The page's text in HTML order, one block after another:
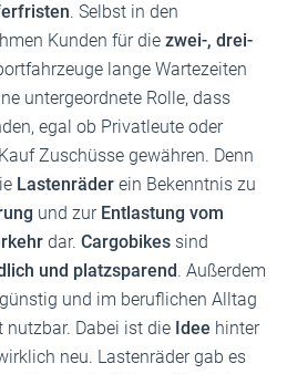
. Selbst in den
Kunden für die zwei-, drei-
lange Wartezeiten
untergeordnete Rolle, dass
egal ob Privatleute oder
Zuschüsse gewähren. Denn
Lastenräder ein Bekenntnis zu
und zur Entlastung vom
dar. Cargobikes sind
und platzsparend. Außerdem
und im beruflichen Alltag
nutzbar. Dabei ist die Idee hinter
neu. Lastenräder gab es